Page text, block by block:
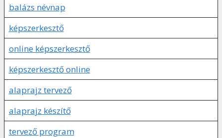
balázs névnap
képszerkesztő
online képszerkesztő
képszerkesztő online
alaprajz tervező
alaprajz készítő
tervező program